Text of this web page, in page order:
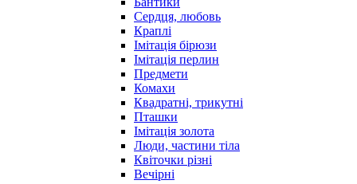
Сердця, любовь
Краплі
Імітація бірюзи
Імітація перлин
Предмети
Комахи
Квадратні, трикутні
Пташки
Імітація золота
Люди, частини тіла
Квіточки різні
Вечірні